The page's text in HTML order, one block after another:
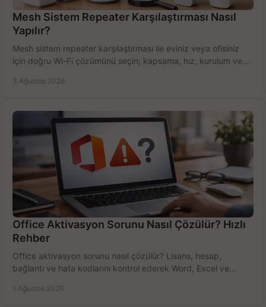
Mesh Sistem Repeater Karşılaştırması Nasıl
Yapılır?
Mesh sistem repeater karşılaştırması ile eviniz veya ofisiniz
için doğru Wi-Fi çözümünü seçin; kapsama, hız, kurulum ve
3 Ağustos 2026
Office Aktivasyon Sorunu Nasıl Çözülür? Hızlı
Rehber
Office aktivasyon sorunu nasıl çözülür? Lisans, hesap,
bağlantı ve hata kodlarını kontrol ederek Word, Excel ve
1 Ağustos 2026